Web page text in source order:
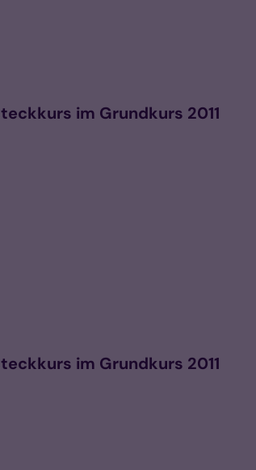
im Grundkurs 2011
im Grundkurs 2011